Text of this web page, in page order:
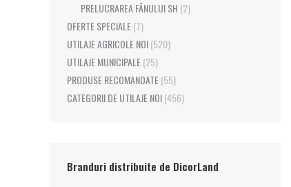
PRELUCRAREA FÂNULUI SH (2)
OFERTE SPECIALE(7)
UTILAJE AGRICOLE NOI(520)
UTILAJE MUNICIPALE(25)
PRODUSE RECOMANDATE(55)
CATEGORII DE UTILAJE NOI(456)
Branduri distribuite de DicorLand